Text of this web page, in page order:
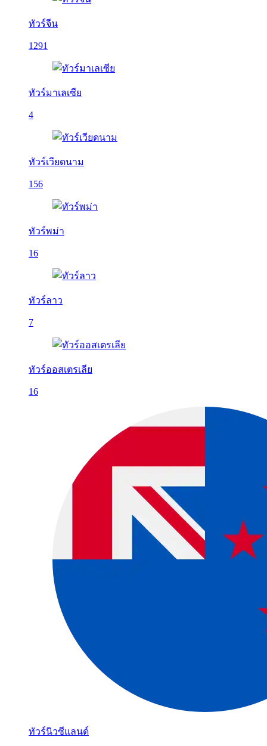
ทัวร์จีน
1291
ทัวร์มาเลเซีย
4
ทัวร์เวียดนาม
156
ทัวร์พม่า
16
ทัวร์ลาว
7
ทัวร์ออสเตรเลีย
16
ทัวร์นิวซีแลนด์